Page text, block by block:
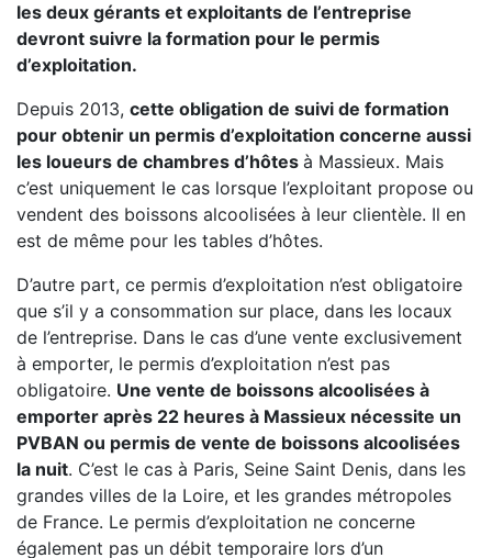
les deux gérants et exploitants de l’entreprise
devront suivre la formation pour le permis
d’exploitation.
Depuis 2013, cette obligation de suivi de formation
pour obtenir un permis d’exploitation concerne aussi
les loueurs de chambres d’hôtes à Massieux. Mais
c’est uniquement le cas lorsque l’exploitant propose ou
vendent des boissons alcoolisées à leur clientèle. Il en
est de même pour les tables d’hôtes.
D’autre part, ce permis d’exploitation n’est obligatoire
que s’il y a consommation sur place, dans les locaux
de l’entreprise. Dans le cas d’une vente exclusivement
à emporter, le permis d’exploitation n’est pas
obligatoire. Une vente de boissons alcoolisées à
emporter après 22 heures à Massieux nécessite un
PVBAN ou permis de vente de boissons alcoolisées
la nuit. C’est le cas à Paris, Seine Saint Denis, dans les
grandes villes de la Loire, et les grandes métropoles
de France. Le permis d’exploitation ne concerne
également pas un débit temporaire lors d’un